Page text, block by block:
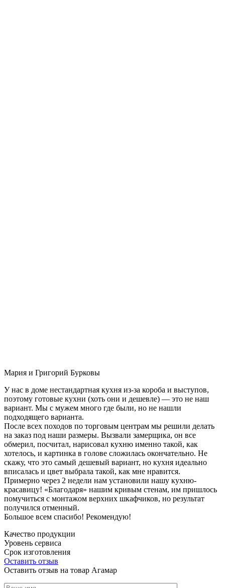
Мария и Григорий Бурковы
У нас в доме нестандартная кухня из-за короба и выступов,
поэтому готовые кухни (хоть они и дешевле) — это не наш
вариант. Мы с мужем много где были, но не нашли
подходящего варианта.
После всех походов по торговым центрам мы решили делать
на заказ под наши размеры. Вызвали замерщика, он все
обмерил, посчитал, нарисовал кухню именно такой, как
хотелось, и картинка в голове сложилась окончательно. Не
скажу, что это самый дешевый вариант, но кухня идеально
вписалась и цвет выбрала такой, как мне нравится.
Примерно через 2 недели нам установили нашу кухню-
красавицу! «Благодаря» нашим кривым стенам, им пришлось
помучиться с монтажом верхних шкафчиков, но результат
получился отменный.
Большое всем спасибо! Рекомендую!
Качество продукции
Уровень сервиса
Срок изготовления
Оставить отзыв
Оставить отзыв на товар Агамар